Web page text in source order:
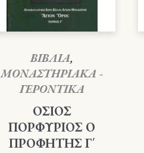
ΒΙΒΛΙΑ,
ΜΟΝΑΣΤΗΡΙΑΚΑ -
ΓΕΡΟΝΤΙΚΑ
ΟΣΙΟΣ
ΠΟΡΦΥΡΙΟΣ Ο
ΠΡΟΦΗΤΗΣ Γ΄